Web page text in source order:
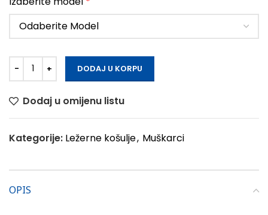
DODAJ U KORPU
Dodaj u omijenu listu
Kategorije: Ležerne košulje, Muškarci
OPIS